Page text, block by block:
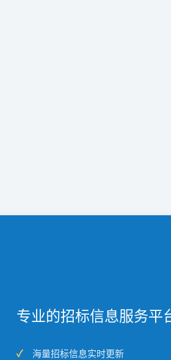
专业的招标信息服务平
海量招标信息实时更新